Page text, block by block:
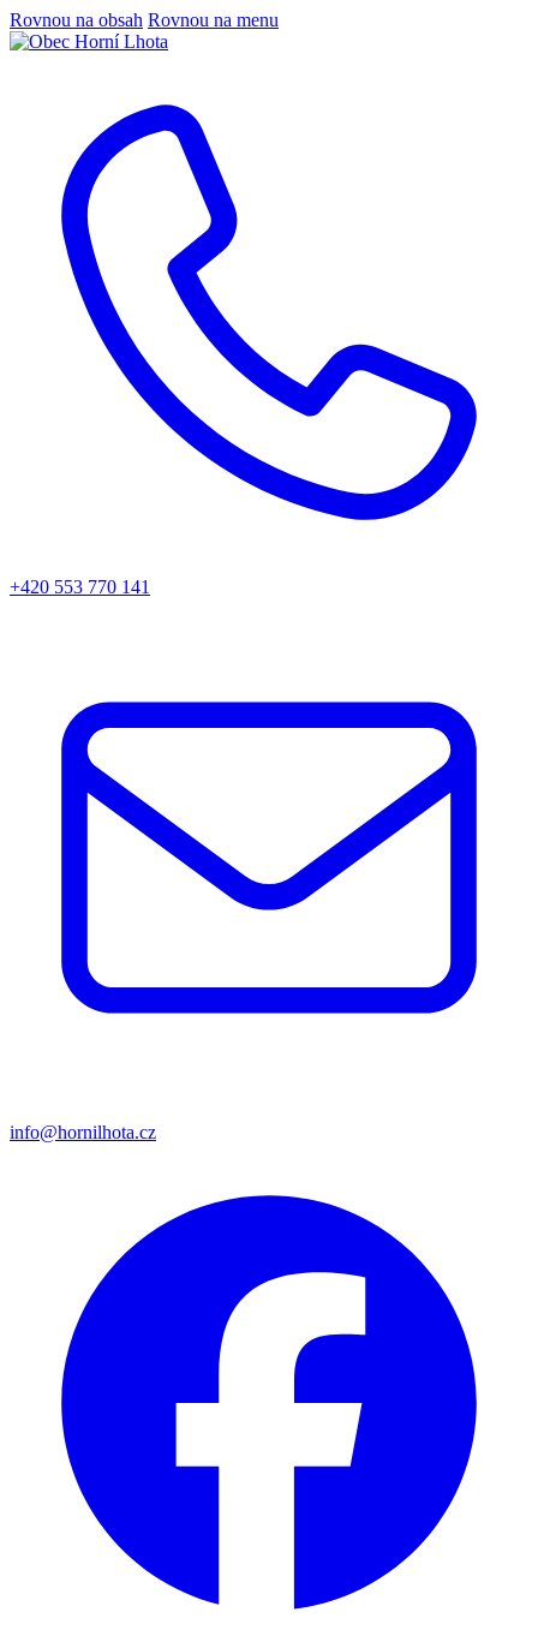
Rovnou na obsah Rovnou na menu
+420 553 770 141
info@hornilhota.cz